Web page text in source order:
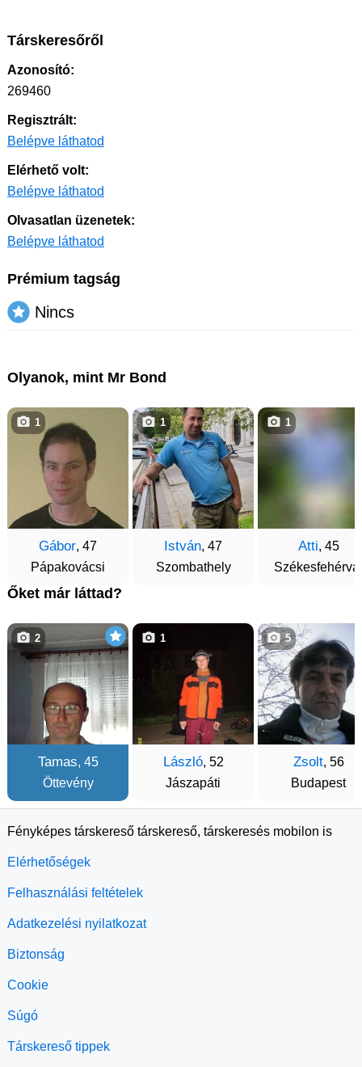
Társkeresőről
Azonosító:
269460
Regisztrált:
Belépve láthatod
Elérhető volt:
Belépve láthatod
Olvasatlan üzenetek:
Belépve láthatod
Prémium tagság
Nincs
Olyanok, mint Mr Bond
Gábor, 47
Pápakovácsi
1
István, 47
Szombathely
1
Atti, 45
1
Őket már láttad?
Tamas, 45
Öttevény
2
László, 52
Jászapáti
1
Zsolt, 56
Budapest
5
Fényképes társkereső társkereső, társkeresés mobilon is
Elérhetőségek
Felhasználási feltételek
Adatkezelési nyilatkozat
Biztonság
Cookie
Súgó
Társkereső tippek